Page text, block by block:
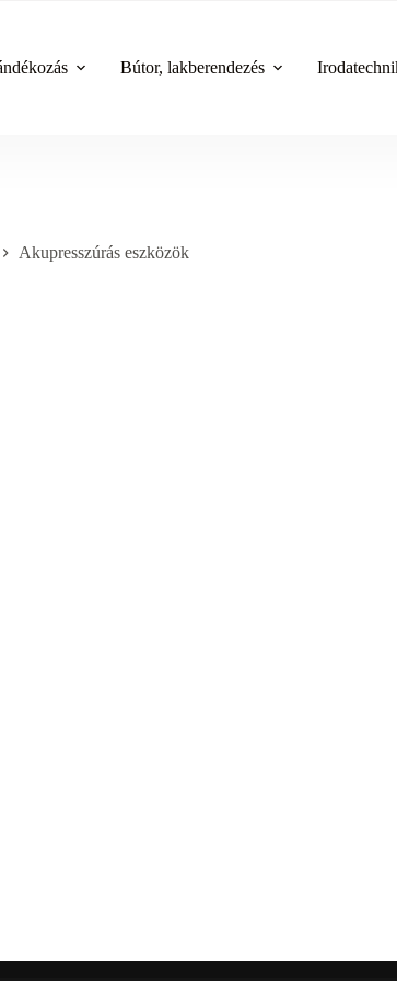
Bútor, lakberendezés
Akupresszúrás eszközök